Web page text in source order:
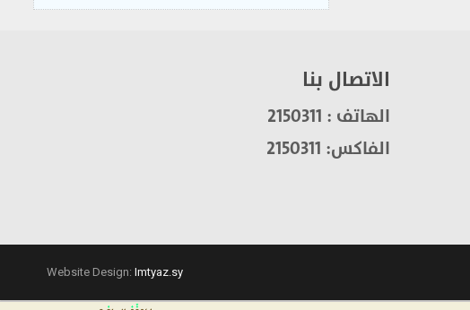
الاتصال بنا
الهاتف : 2150311
الفاكس: 2150311
Website Design: Imtyaz.sy